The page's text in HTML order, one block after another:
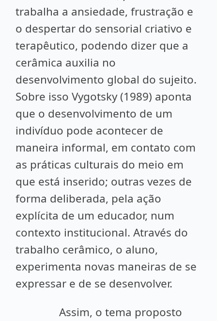
trabalha a ansiedade, frustração e
o despertar do sensorial criativo e
terapêutico, podendo dizer que a
cerâmica auxilia no
desenvolvimento global do sujeito.
Sobre isso Vygotsky (1989) aponta
que o desenvolvimento de um
indivíduo pode acontecer de
maneira informal, em contato com
as práticas culturais do meio em
que está inserido; outras vezes de
forma deliberada, pela ação
explícita de um educador, num
contexto institucional. Através do
trabalho cerâmico, o aluno,
experimenta novas maneiras de se
expressar e de se desenvolver.
Assim, o tema proposto